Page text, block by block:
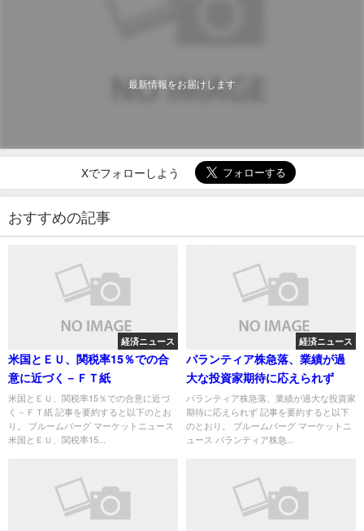
最新情報をお届けします
Xでフォローしよう
おすすめの記事
経済ニュース
米国とＥＵ、関税率15％での合
意に近づく－ＦＴ紙
米国とＥＵ、関税率15％での合意に近づ
く－ＦＴ紙 記事を要約すると以下のとお
り。 ブルームバーグ マーケットニュース
米国とＥＵ、関税率15...
経済ニュース
パランティア株急落、業績が過
大な投資家期待に応えられず
パランティア株急落、業績が過大な投資家
期待に応えられず 記事を要約すると以下
のとおり。 ブルームバーグ マーケットニ
ュース パランティア株急...